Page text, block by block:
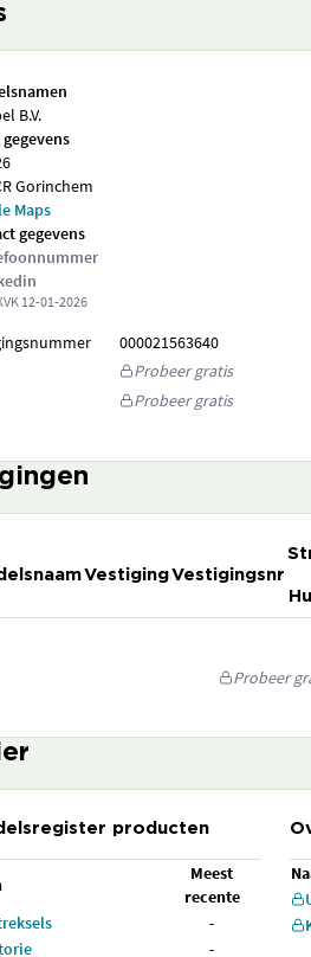
B.V.
Gorinchem
Maps
gegevens
12-01-2026
000021563640
Probeer gratis
Probeer gratis
VestigingVestigingsnr
Probeer
producten
Meest
recente
-
-